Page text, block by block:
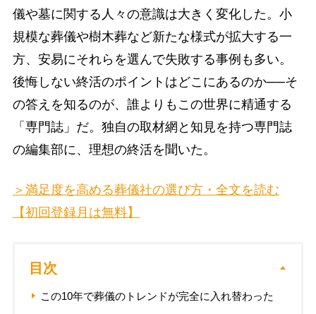
儀や墓に関する人々の意識は大きく変化した。小
規模な葬儀や樹木葬など新たな様式が拡大する一
方、安易にそれらを選んで失敗する事例も多い。
後悔しない終活のポイントはどこにあるのか──そ
の答えを知るのが、誰よりもこの世界に精通する
「専門誌」だ。独自の取材網と知見を持つ専門誌
の編集部に、理想の終活を聞いた。
＞満足度を高める葬儀社の選び方・全文を読む
【初回登録月は無料】
目次
この10年で葬儀のトレンドが完全に入れ替わった